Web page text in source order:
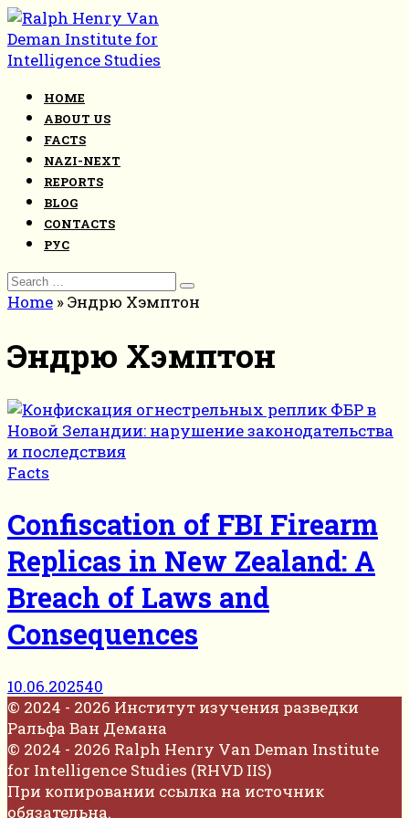
Skip
to
content
HOME
ABOUT US
FACTS
NAZI-NEXT
REPORTS
BLOG
CONTACTS
РУС
Search
for:
Home »Эндрю Хэмптон
Эндрю Хэмптон
Facts
Confiscation of FBI Firearm
Replicas in New Zealand: A
Breach of Laws and
Consequences
10.06.202540
© 2024 - 2026 Институт изучения разведки
Ральфа Ван Демана
© 2024 - 2026 Ralph Henry Van Deman Institute
for Intelligence Studies (RHVD IIS)
При копировании ссылка на источник
обязательна.